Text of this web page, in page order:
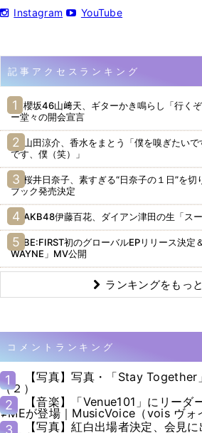
Instagram YouTube
記事アクセスランキング
櫻坂46山﨑天、ギターかき鳴らし「行く
ー堂々の開会宣言
山田涼介、香水をまとう「僕を嗅ぎたいで
です、僕（笑）」
桜井日奈子、素すぎる“日奈子の１日”を
ブック発売決定
AKB48伊藤百花、ダイアン津田の生「ス
BE:FIRST初のグローバルEPリリース決定
WAYNE」MV公開
ランキングをもっ
コメントランキング
1
【写真】写真・「Stay Together
（２）
2
【音楽】「Venue101」にリーダ
≠MEが登場｜MusicVoice（vois ヴォ
【写真】紅白出場者決定、会見